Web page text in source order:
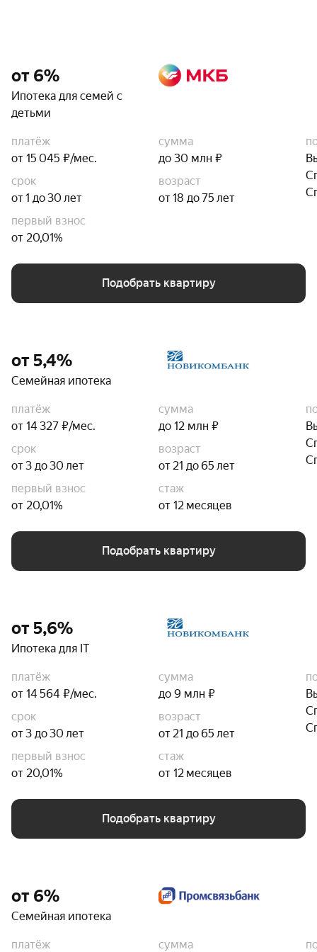
от 6%
Ипотека для семей с
детьми
платёж
от 15 045 ₽/мес.
сумма
до 30 млн ₽
срок
от 1 до 30 лет
возраст
от 18 до 75 лет
первый взнос
от 20,01%
Подобрать квартиру
от 5,4%
Семейная ипотека
платёж
от 14 327 ₽/мес.
сумма
до 12 млн ₽
срок
от 3 до 30 лет
возраст
от 21 до 65 лет
первый взнос
от 20,01%
стаж
от 12 месяцев
Подобрать квартиру
от 5,6%
Ипотека для IT
платёж
от 14 564 ₽/мес.
сумма
до 9 млн ₽
срок
от 3 до 30 лет
возраст
от 21 до 65 лет
первый взнос
от 20,01%
стаж
от 12 месяцев
Подобрать квартиру
от 6%
Семейная ипотека
платёж
сумма